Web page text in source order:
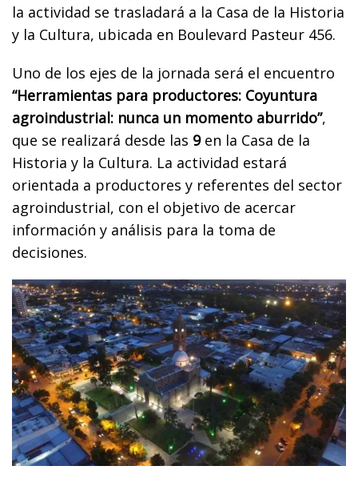
la actividad se trasladará a la Casa de la Historia
y la Cultura, ubicada en Boulevard Pasteur 456.
Uno de los ejes de la jornada será el encuentro
“Herramientas para productores: Coyuntura
agroindustrial: nunca un momento aburrido”,
que se realizará desde las 9en la Casa de la
Historia y la Cultura. La actividad estará
orientada a productores y referentes del sector
agroindustrial, con el objetivo de acercar
información y análisis para la toma de
decisiones.